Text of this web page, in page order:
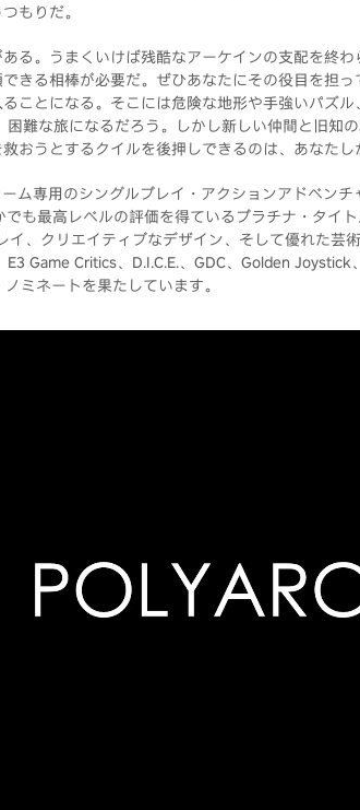
もりだ。
る。うまくいけば残酷なアーケインの支配を終
きる相棒が必要だ。ぜひあなたにその役目を担
ことになる。そこには危険な地形や手強いパズ
難な旅になるだろう。しかし新しい仲間と旧知
おうとするクイルを後押しできるのは、あなたし
ーム専用のシングルプレイ・アクションアドベン
でも最高レベルの評価を得ているプラチナ・タイ
イ、クリエイティブなデザイン、そして優れた芸
E3 Game Critics、D.I.C.E.、GDC、Golden
ミネートを果たしています。